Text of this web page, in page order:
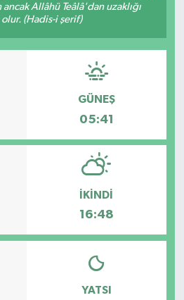
Allâhü Teâlâ'dan uzaklığı
olur. (Hadis-i şerif)
GÜNEŞ
05:41
İKINDI
16:48
YATSI